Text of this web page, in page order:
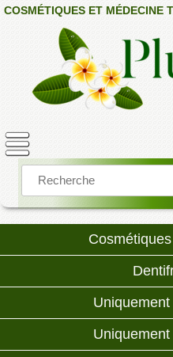
COSMÉTIQUES ET MÉDECINE